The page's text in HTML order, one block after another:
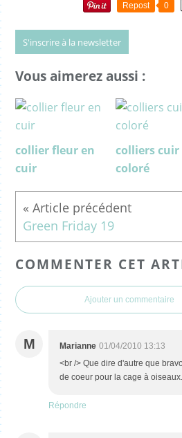
Repost 0
S'inscrire à la newsletter
Vous aimerez aussi :
collier fleur en
cuir
colliers cuir
coloré
Green Friday 19
COMMENTER CET
Ajouter un commentaire
M Marianne 01/04/2010 13:13
<br /> Que dire d'autre que
de coeur pour la cage à
Répondre